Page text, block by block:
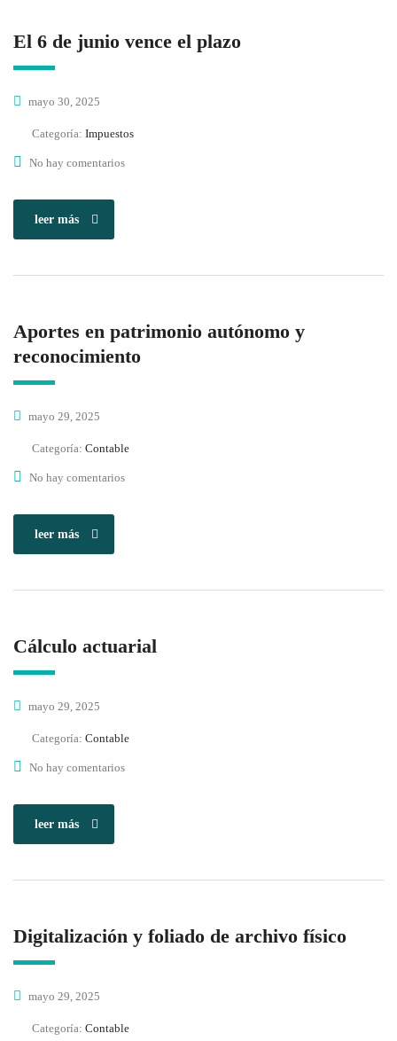
El 6 de junio vence el plazo
mayo 30, 2025
Categoría: Impuestos
No hay comentarios
leer más
Aportes en patrimonio autónomo y
reconocimiento
mayo 29, 2025
Categoría: Contable
No hay comentarios
leer más
Cálculo actuarial
mayo 29, 2025
Categoría: Contable
No hay comentarios
leer más
Digitalización y foliado de archivo físico
mayo 29, 2025
Categoría: Contable